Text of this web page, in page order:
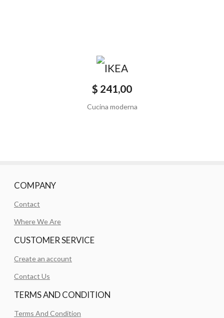
$ 241,00
Cucina moderna
COMPANY
Contact
Where We Are
CUSTOMER SERVICE
Create an account
Contact Us
TERMS AND CONDITION
Terms And Condition